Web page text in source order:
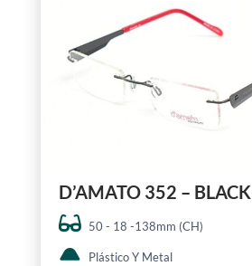
D’AMATO 352 – BLACK
50 - 18 -138mm (CH)
Plástico Y Metal